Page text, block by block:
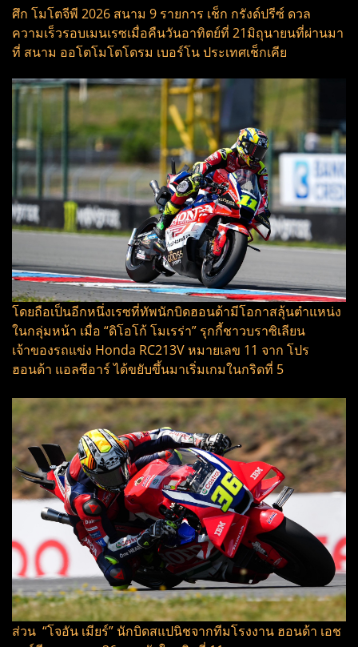
ศึก โมโตจีพี 2026 สนาม 9 รายการ เช็ก กรังด์ปรีซ์ ดวล
ความเร็วรอบเมนเรซเมื่อคืนวันอาทิตย์ที่ 21มิถุนายนที่ผ่านมา
ที่ สนาม ออโตโมโตโดรม เบอร์โน ประเทศเช็กเคีย
โดยถือเป็นอีกหนึ่งเรซที่ทัพนักบิดฮอนด้ามีโอกาสลุ้นตำแหน่ง
ในกลุ่มหน้า เมื่อ “ดิโอโก้ โมเรร่า” รุกกี้ชาวบราซิเลียน
เจ้าของรถแข่ง Honda RC213V หมายเลข 11 จาก โปร
ฮอนด้า แอลซีอาร์ ได้ขยับขึ้นมาเริ่มเกมในกริดที่ 5
ส่วน “โจอัน เมียร์” นักบิดสแปนิชจากทีมโรงงาน ฮอนด้า เอช